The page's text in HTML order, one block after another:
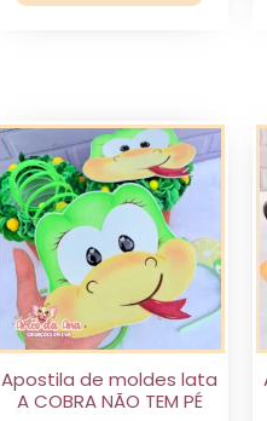
Apostila de moldes lata
A COBRA NÃO TEM PÉ